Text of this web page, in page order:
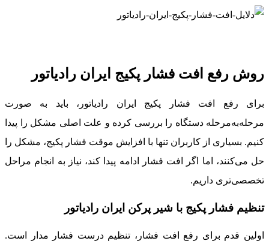
روش رفع افت فشار پکیج ایران رادیاتور
برای رفع افت فشار پکیج ایران رادیاتور، باید به صورت
مرحله‌به‌مرحله دستگاه را بررسی کرده و علت اصلی مشکل را پیدا
کنیم. بسیاری از کاربران تنها با افزایش موقت فشار پکیج، مشکل را
حل می‌کنند، اما اگر افت فشار ادامه پیدا کند، نیاز به انجام مراحل
تخصصی‌تری داریم.
تنظیم فشار پکیج با شیر پرکن ایران رادیاتور
اولین قدم برای رفع افت فشار، تنظیم درست فشار مدار است.